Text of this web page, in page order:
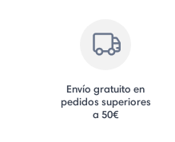
Envío gratuito en
pedidos superiores
a 50€